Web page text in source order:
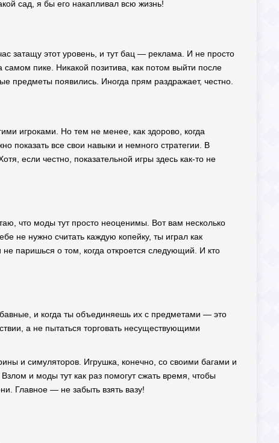
сад, я бы его накапливал всю жизнь!
затащу этот уровень, и тут бац — реклама. И не просто
пике. Никакой позитива, как потом выйти после
предметы появились. Иногда прям раздражает, честно.
игроками. Но тем не менее, как здорово, когда
показать все свои навыки и немного стратегии. В
если честно, показательной игры здесь как-то не
что моды тут просто неоценимы. Вот вам несколько
не нужно считать каждую копейку, ты играл как
паришься о том, когда откроется следующий. И кто
и когда ты объединяешь их с предметами — это
а не пытаться торговать несуществующими
и симуляторов. Игрушка, конечно, со своими багами и
и моды тут как раз помогут сжать время, чтобы
Главное — не забыть взять вазу!